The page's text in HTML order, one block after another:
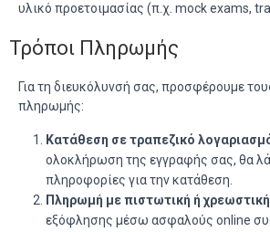
υλικό προετοιμασίας (π.χ. mock exams,
Τρόποι Πληρωμής
Για τη διευκόλυνσή σας, προσφέρουμε
πληρωμής:
Κατάθεση σε τραπεζικό
ολοκλήρωση της εγγραφής σας, θα
πληροφορίες για την κατάθεση.
Πληρωμή με πιστωτική ή
εξόφλησης μέσω ασφαλούς online